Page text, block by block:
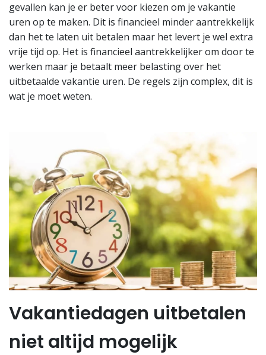
gevallen kan je er beter voor kiezen om je vakantie
uren op te maken. Dit is financieel minder aantrekkelijk
dan het te laten uit betalen maar het levert je wel extra
vrije tijd op. Het is financieel aantrekkelijker om door te
werken maar je betaalt meer belasting over het
uitbetaalde vakantie uren. De regels zijn complex, dit is
wat je moet weten.
Vakantiedagen uitbetalen
niet altijd mogelijk